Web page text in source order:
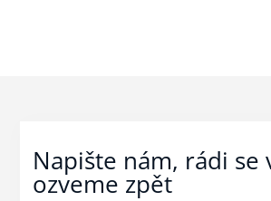
Napište nám, rádi se
ozveme zpět